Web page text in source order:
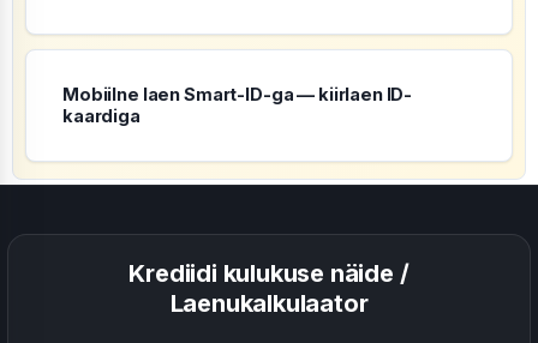
Mobiilne laen Smart-ID-ga — kiirlaen ID-
kaardiga
Krediidi kulukuse näide /
Laenukalkulaator